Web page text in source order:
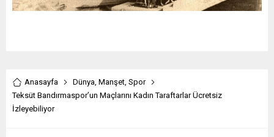
Anasayfa Dünya, Manşet, Spor
Teksüt Bandırmaspor’un Maçlarını Kadın Taraftarlar Ücretsiz
İzleyebiliyor